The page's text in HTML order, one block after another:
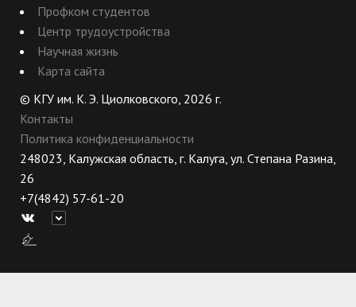
Профком студентов
Центр трудоустройства
Научная жизнь
Карта сайта
© КГУ им. К. Э. Циолковского, 2026 г.
Контакты
Политика конфиденциальности
248023, Калужская область, г. Калуга, ул. Степана Разина,
26
+7(4842) 57-61-20